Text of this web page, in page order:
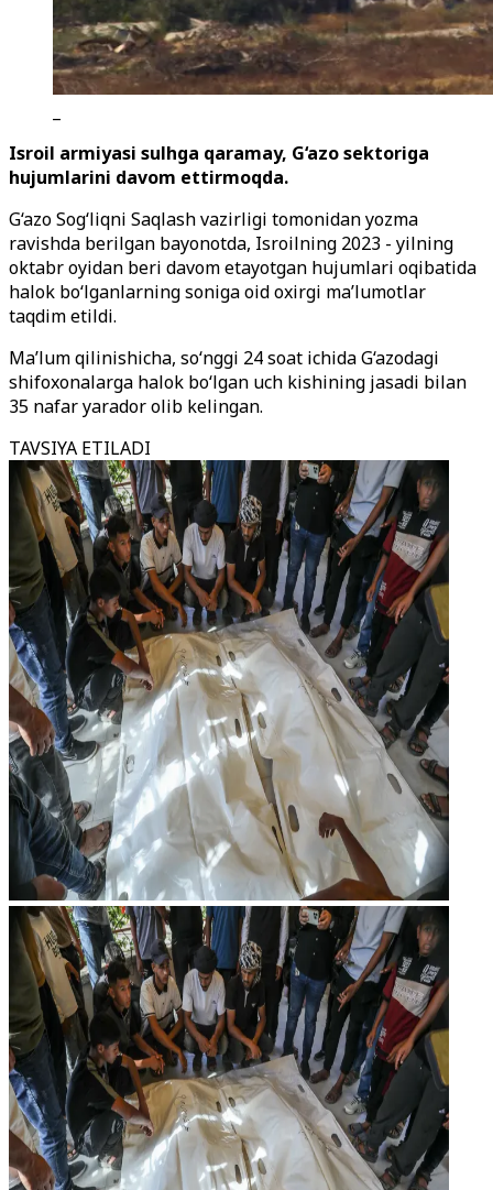
Isroil armiyasi sulhga qaramay, G‘azo sektoriga
hujumlarini davom ettirmoqda.
G‘azo Sog‘liqni Saqlash vazirligi tomonidan yozma
ravishda berilgan bayonotda, Isroilning 2023 - yilning
oktabr oyidan beri davom etayotgan hujumlari oqibatida
halok bo‘lganlarningsoniga oid oxirgi ma’lumotlar
taqdim etildi.
Ma’lum qilinishicha, so‘nggi 24 soat ichida G‘azodagi
shifoxonalarga halok bo‘lgan uch kishining jasadi bilan
35 nafar yarador olib kelingan.
TAVSIYA ETILADI